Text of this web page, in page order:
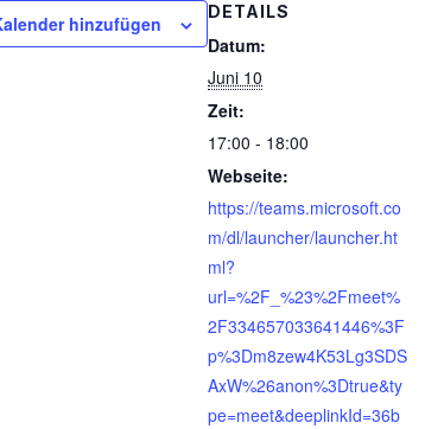
hinzufügen
DETAILS
Datum:
Juni 10
Zeit:
17:00 - 18:00
Webseite:
https://teams.microsoft.co
m/dl/launcher/launcher.ht
ml?
url=%2F_%23%2Fmeet%
2F334657033641446%3F
p%3Dm8zew4K53Lg3SDS
AxW%26anon%3Dtrue&ty
pe=meet&deeplinkId=36b